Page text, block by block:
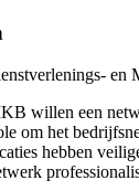
en
willen een
om het
hebben